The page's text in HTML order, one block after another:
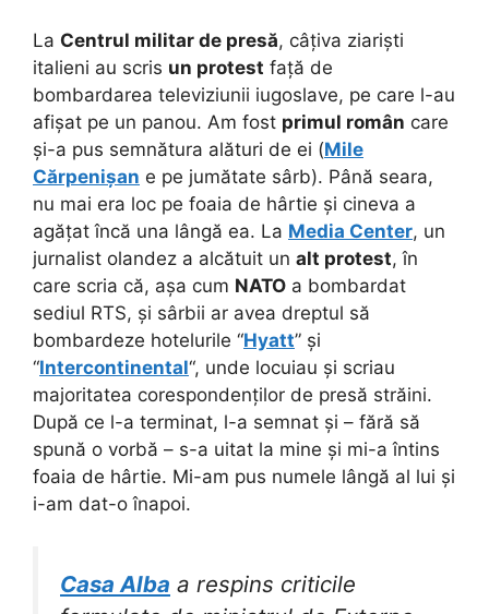
La Centrul militar de presă, câțiva ziariști
italieni au scris un protest față de
bombardarea televiziunii iugoslave, pe care l-au
afișat pe un panou. Am fost primul român care
și-a pus semnătura alături de ei (Mile
Cărpenișan e pe jumătate sârb). Până seara,
nu mai era loc pe foaia de hârtie și cineva a
agățat încă una lângă ea. La Media Center, un
jurnalist olandez a alcătuit un alt protest, în
care scria că, așa cum NATO a bombardat
sediul RTS, și sârbii ar avea dreptul să
bombardeze hotelurile “Hyatt” și
“Intercontinental“, unde locuiau și scriau
majoritatea corespondenților de presă străini.
După ce l-a terminat, l-a semnat și – fără să
spună o vorbă – s-a uitat la mine și mi-a întins
foaia de hârtie. Mi-am pus numele lângă al lui și
i-am dat-o înapoi.
Casa Alba a respins criticile